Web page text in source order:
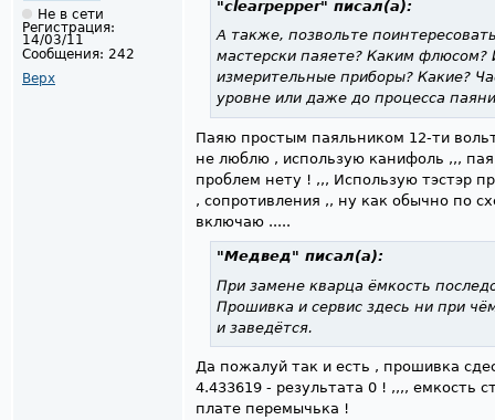
Не в сети
Регистрация:
14/03/11
Сообщения: 242
Верх
"clearpepper" писал(а):
А также, позвольте
мастерски паяете? Каким флюсом?
измерительные приборы? Какие?
уровне или даже до процесса
Паяю простым паяльником 12-ти
не люблю , использую канифоль ,,,
проблем нету ! ,,, Использую тэстэр
, сопротивления ,, ну как обычно по
включаю .....
"Медвед" писал(а):
При замене кварца ёмкость
Прошивка и сервис здесь ни при
и заведётся.
Да пожалуй так и есть , прошивка
4.433619 - результата 0 ! ,,,, емкость
плате перемычька !